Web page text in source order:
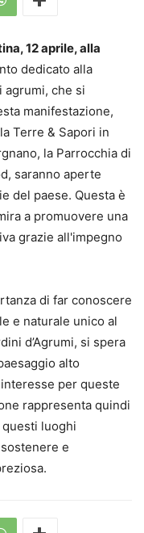
12 aprile, alla
dedicato alla
agrumi, che si
manifestazione,
Terre & Sapori in
la Parrocchia di
saranno aperte
del paese. Questa è
a promuovere una
grazie all'impegno
di far conoscere
e naturale unico al
d’Agrumi, si spera
alto
per queste
rappresenta quindi
luoghi
e